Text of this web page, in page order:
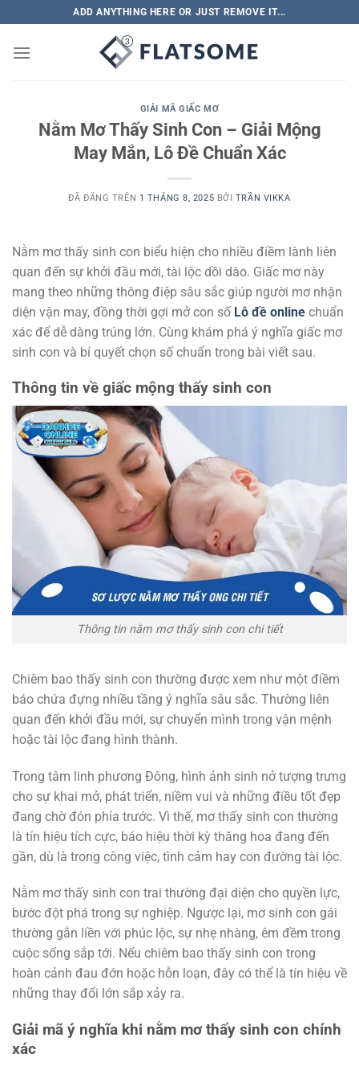
đến
nội
ADD ANYTHING HERE OR JUST REMOVE IT...
GIẢI MÃ GIẤC MƠ
Nằm Mơ Thấy Sinh Con – Giải Mộng
May Mắn, Lô Đề Chuẩn Xác
ĐÃ ĐĂNG TRÊN 1 THÁNG 8, 2025 BỞI TRẦN VIKKA
Nằm mơ thấy sinh con biểu hiện cho nhiều điềm lành liên
quan đến sự khởi đầu mới, tài lộc dồi dào. Giấc mơ này
mang theo những thông điệp sâu sắc giúp người mơ nhận
diện vận may, đồng thời gợi mở con số Lô đề online chuẩn
xác để dễ dàng trúng lớn. Cùng khám phá ý nghĩa giấc mơ
sinh con và bí quyết chọn số chuẩn trong bài viết sau.
Thông tin về giấc mộng thấy sinh con
Thông tin nằm mơ thấy sinh con chi tiết
Chiêm bao thấy sinh con thường được xem như một điềm
báo chứa đựng nhiều tầng ý nghĩa sâu sắc. Thường liên
quan đến khởi đầu mới, sự chuyển mình trong vận mệnh
hoặc tài lộc đang hình thành.
Trong tâm linh phương Đông, hình ảnh sinh nở tượng trưng
cho sự khai mở, phát triển, niềm vui và những điều tốt đẹp
đang chờ đón phía trước. Vì thế, mơ thấy sinh con thường
là tín hiệu tích cực, báo hiệu thời kỳ thăng hoa đang đến
gần, dù là trong công việc, tình cảm hay con đường tài lộc.
Nằm mơ thấy sinh con trai thường đại diện cho quyền lực,
bước đột phá trong sự nghiệp. Ngược lại, mơ sinh con gái
thường gắn liền với phúc lộc, sự nhẹ nhàng, êm đềm trong
cuộc sống sắp tới. Nếu chiêm bao thấy sinh con trong
hoàn cảnh đau đớn hoặc hỗn loạn, đây có thể là tín hiệu về
những thay đổi lớn sắp xảy ra.
Giải mã ý nghĩa khi nằm mơ thấy sinh con chính
xác